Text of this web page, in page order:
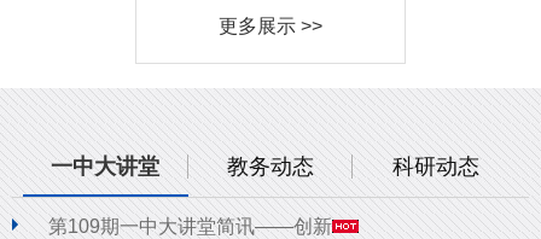
更多展示 >>
一中大讲堂 教务动态 科研动态
第109期一中大讲堂简讯——创新